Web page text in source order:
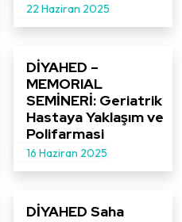
22 Haziran 2025
DİYAHED –
MEMORIAL
SEMİNERİ: Geriatrik
Hastaya Yaklaşım ve
Polifarmasi
16 Haziran 2025
DİYAHED Saha